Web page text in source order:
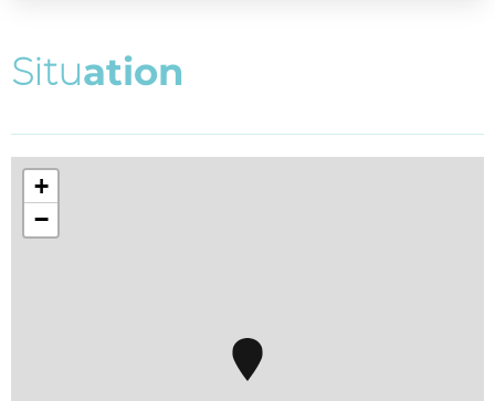
Situation
+
−